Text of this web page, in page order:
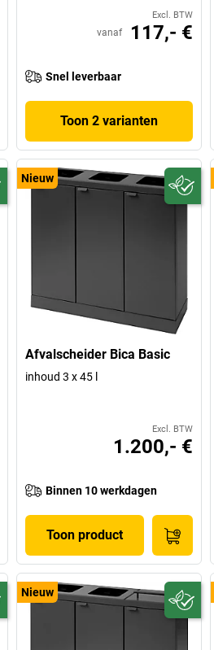
Excl. BTW
vanaf 117,- €
Snel leverbaar
Toon 2 varianten
Nieuw
Afvalscheider Bica Basic
inhoud 3 x 45 l
Excl. BTW
1.200,- €
Binnen 10 werkdagen
Toon product
Nieuw